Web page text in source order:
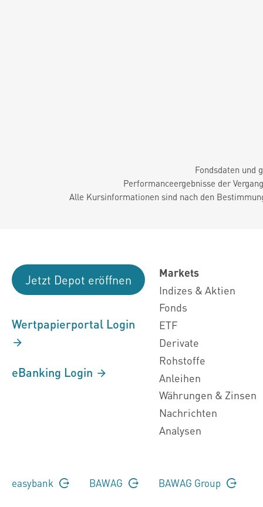
Fondsdaten und
Performanceergebnisse der
Alle Kursinformationen sind nach den
Jetzt Depot eröffnen
Wertpapierportal Login
eBanking Login
Markets
Indizes & Aktien
Fonds
ETF
Derivate
Rohstoffe
Anleihen
Währungen & Zinsen
Nachrichten
Analysen
easybank BAWAG BAWAG Group